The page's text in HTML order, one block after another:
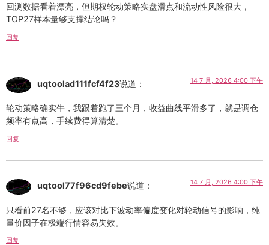
回测数据看着漂亮，但期权轮动策略实盘滑点和流动性风险很大，
TOP27样本量够支撑结论吗？
回复
uqtoolad111fcf4f23说道： 14 7 月, 2026 4:00 下午
轮动策略确实牛，我跟着跑了三个月，收益曲线平滑多了，就是调仓
频率有点高，手续费得算清楚。
回复
uqtool77f96cd9febe说道： 14 7 月, 2026 4:00 下午
只看前27名不够，应该对比下波动率偏度变化对轮动信号的影响，纯
量价因子在极端行情容易失效。
回复